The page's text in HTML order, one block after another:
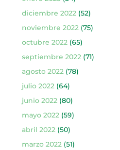
diciembre 2022(52)
noviembre 2022(75)
octubre 2022(65)
septiembre 2022(71)
agosto 2022(78)
julio 2022(64)
junio 2022(80)
mayo 2022(59)
abril 2022(50)
marzo 2022(51)